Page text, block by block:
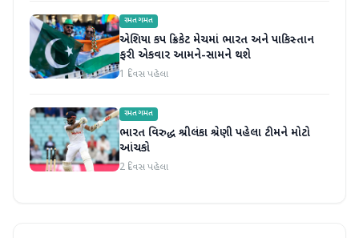
રમતગમત
એશિયા કપ ક્રિકેટ મેચમાં ભારત અને પાકિસ્તાન
ફરી એકવાર આમને-સામને થશે
1 દિવસ પહેલા
રમતગમત
ભારત વિરુદ્ધ શ્રીલંકા શ્રેણી પહેલા ટીમને મોટો
આંચકો
2 દિવસ પહેલા